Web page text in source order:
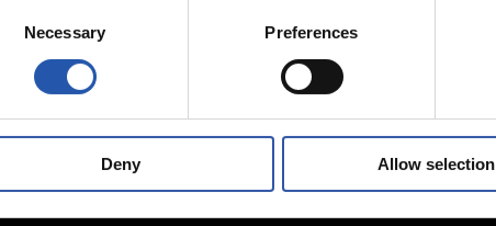
Necessary Preferences
Deny Allow selection